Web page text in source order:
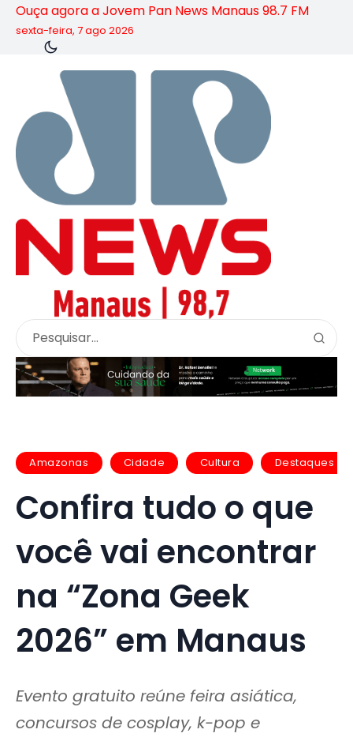
Ouça agora a Jovem Pan News Manaus 98.7 FM
sexta-feira, 7 ago 2026
Amazonas Cidade Cultura Destaques
Confira tudo o que
você vai encontrar
na “Zona Geek
2026” em Manaus
Evento gratuito reúne feira asiática,
concursos de cosplay, k-pop e